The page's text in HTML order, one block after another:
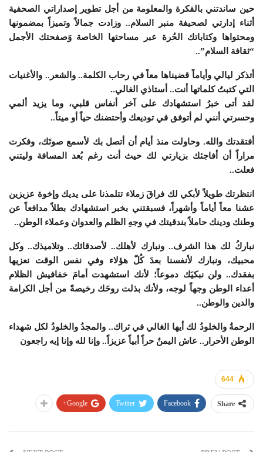
حين ساندتني بالفكرة والمعلومة من أجل تطوير إصداراتي الصحفية
أثناء إدارتي لصحيفة منبر السلام.. وزادت جمالاً وتميزاً بمضمونها
ومحتواها وكتاباتك الحُرة عبر مساحتها الخاصة وَصفحتك الأجمل
“ثقافة السلام”..
أتذكر ليالي وأياماً قضيناها معاً في رحاب الكلمة.. والشعر.. والأغنيات
التي كتبتُ كلماتها أنت.. أستاذي الغالي..
لقد أتى خبرُ استشهادك على آخر أنفاس قلبي، وما يزيد ألمي
وحسرتي أنني لم أتوفق في توديعك وأحتضنك حياً أو ميتاً..
أفتقدتك والله. وحاولت منذ أيام أن أتصل بك لأسمع صوتَك، وفكرت
مراراً أن أفاجئك بزيارتي لك حيث أنت رغم بُعد المسافة وليتني
فعلت..
انتظرتك طويلاً لأبكي لك فراقَ زملاء تتلمذنا على يديك وإخوة عزيزين
عشنا معاً أياماً وأشهراً، فسبقتني بخبر استشهادك بطلاً مدافعاً عن
وطنك ودينك حاملاً بندقيتك في وجهِ الظلم والعدوان وعملاء الوطن..
نباركُ لك هذا الشرف.. ونبارك لأهلك.. لأصدقائك.. وتلاميذك.. وكل
محبيك، ونبارك لأنفسنا بعدَ كُلّ هؤلاء وفي نفس الوقت نعزيها
بفقدك.. ولن نبكيَك دموعاً؛ لأنك استشهدت أمامَ خفافيش الظلام
أعداء الوطن وجهاً لوجه، ولأنك بذلت روحَك رخيصةً من أجل الكرامة
والدين والوطن..
الرحمةُ والخلودُ لك أيها الغالي في ثراك.. والمجدُ والخلودُ لكل شهداء
الوطن الأحرار.. عاش اليمنُ حراً أبياً عزيزاً.. وإنا لله وإنا إيه راجعون
644
Share
Facebook
Twitter
Google+